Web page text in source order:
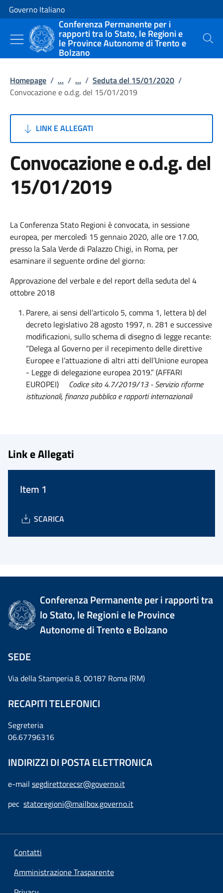
Vai al contenuto
Vai alla navigazione del sito
Governo Italiano
Conferenza Permanente per i
rapporti tra lo Stato, le Regioni e
le Province Autonome di Trento e
Bolzano
Cerca
Homepage / ... / ... / Seduta del 15/01/2020 /
Convocazione e o.d.g. del 15/01/2019
LINK E ALLEGATI
Convocazione e o.d.g. del
15/01/2019
La Conferenza Stato Regioni è convocata, in sessione
europea, per mercoledì 15 gennaio 2020, alle ore 17.00,
presso la Sala Verde di Palazzo Chigi, in Roma, per
esaminare il seguente ordine del giorno:
Approvazione del verbale e del report della seduta del 4
ottobre 2018
Parere, ai sensi dell’articolo 5, comma 1, lettera b) del
decreto legislativo 28 agosto 1997, n. 281 e successive
modificazioni, sullo schema di disegno di legge recante:
“Delega al Governo per il recepimento delle direttive
Europee e l’attuazione di altri atti dell’Unione europea
- Legge di delegazione europea 2019.” (AFFARI
EUROPEI) Codice sito 4.7/2019/13 - Servizio riforme
istituzionali, finanza pubblica e rapporti internazionali
Link e Allegati
Item 1
SCARICA
Conferenza Permanente per i rapporti tra
lo Stato, le Regioni e le Province
Autonome di Trento e Bolzano
SEDE
Via della Stamperia 8, 00187 Roma (RM)
RECAPITI TELEFONICI
Segreteria
06.67796316
INDIRIZZI DI POSTA ELETTRONICA
e-mail segdirettorecsr@governo.it
pec statoregioni@mailbox.governo.it
Contatti
Amministrazione Trasparente